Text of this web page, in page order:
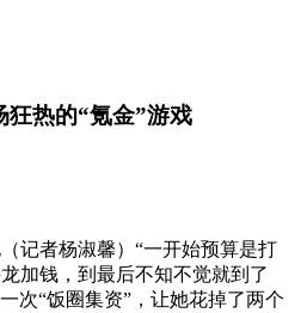
狂热的“氪金”游戏
者杨淑馨）“一开始预算是打
加钱，到最后不知不觉就到了
次“饭圈集资”，让她花掉了两个